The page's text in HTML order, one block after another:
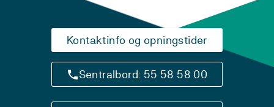
Kontaktinfo og opningstider
Sentralbord: 55 58 58 00